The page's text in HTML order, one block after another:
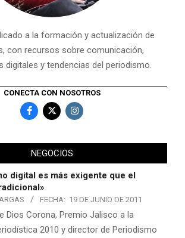
a la formación y actualización de
con recursos sobre comunicación,
digitales y tendencias del periodismo.
CONECTA CON NOSOTROS
NEGOCIOS
digital es más exigente que el
FECHA: 19 DE JUNIO DE 2011
Dios Corona, Premio Jalisco a la
2010 y director de Periodismo